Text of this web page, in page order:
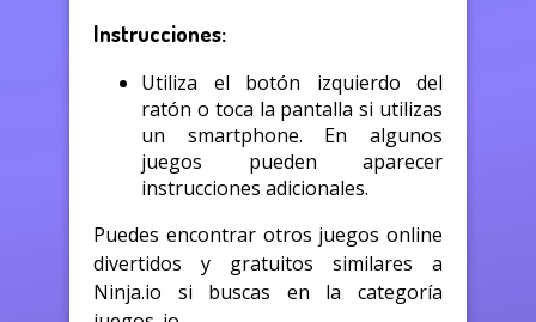
Instrucciones:
Utiliza el botón izquierdo del
ratón o toca la pantalla si utilizas
un smartphone. En algunos
juegos pueden aparecer
instrucciones adicionales.
Puedes encontrar otros juegos online
divertidos y gratuitos similares a
Ninja.io si buscas en la categoría